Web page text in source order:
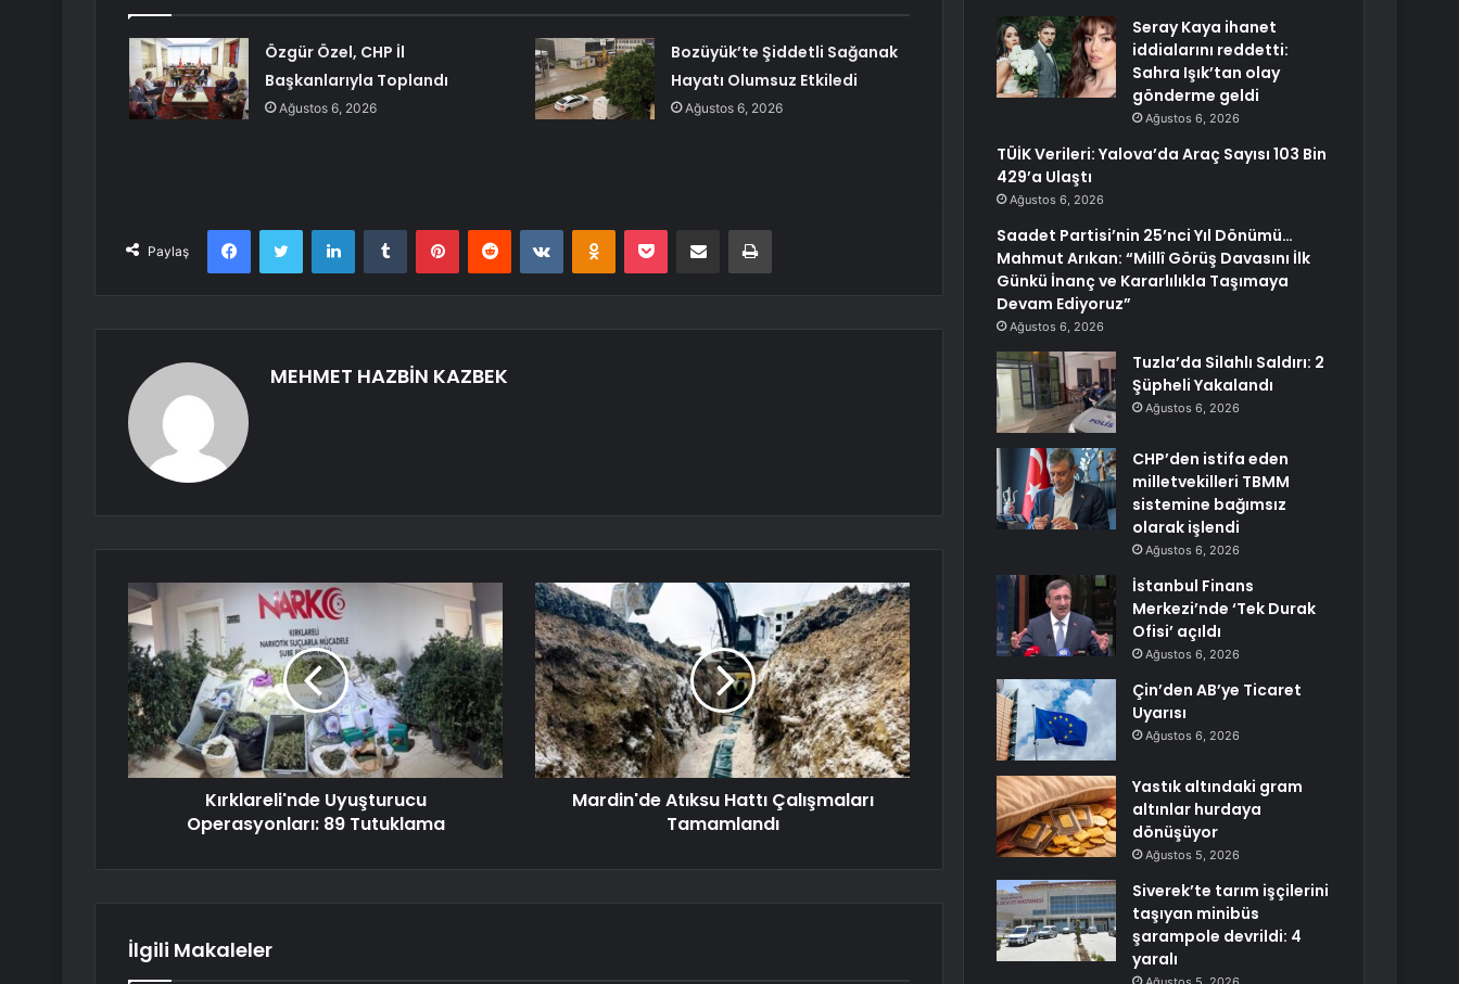
Özgür Özel, CHP İl
Başkanlarıyla Toplandı
Ağustos 6, 2026
Bozüyük’te Şiddetli Sağanak
Hayatı Olumsuz Etkiledi
Ağustos 6, 2026
Paylaş
FacebookTwitter LinkedInTumblr PinterestReddit VKontakteOdnoklassniki
Pocket E-Posta ile paylaş Yazdır
MEHMET HAZBİN KAZBEK
Kırklareli'nde Uyuşturucu
Operasyonları: 89 Tutuklama
Mardin'de Atıksu Hattı Çalışmaları
Tamamlandı
İlgili Makaleler
Seray Kaya ihanet
iddialarını reddetti:
Sahra Işık’tan olay
gönderme geldi
Ağustos 6, 2026
TÜİK Verileri: Yalova’da Araç Sayısı 103 Bin
429’a Ulaştı
Ağustos 6, 2026
Saadet Partisi’nin 25’nci Yıl Dönümü…
Mahmut Arıkan: “Millî Görüş Davasını İlk
Günkü İnanç ve Kararlılıkla Taşımaya
Devam Ediyoruz”
Ağustos 6, 2026
Tuzla’da Silahlı Saldırı: 2
Şüpheli Yakalandı
Ağustos 6, 2026
CHP’den istifa eden
milletvekilleri TBMM
sistemine bağımsız
olarak işlendi
Ağustos 6, 2026
İstanbul Finans
Merkezi’nde ‘Tek Durak
Ofisi’ açıldı
Ağustos 6, 2026
Çin’den AB’ye Ticaret
Uyarısı
Ağustos 6, 2026
Yastık altındaki gram
altınlar hurdaya
dönüşüyor
Ağustos 5, 2026
Siverek’te tarım işçilerini
taşıyan minibüs
şarampole devrildi: 4
yaralı